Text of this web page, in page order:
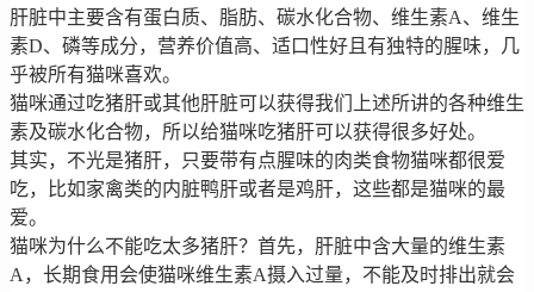
肝脏中主要含有蛋白质、脂肪、碳水化合物、维生素A、维生
素D、磷等成分，营养价值高、适口性好且有独特的腥味，几
乎被所有猫咪喜欢。
猫咪通过吃猪肝或其他肝脏可以获得我们上述所讲的各种维生
素及碳水化合物，所以给猫咪吃猪肝可以获得很多好处。
其实，不光是猪肝，只要带有点腥味的肉类食物猫咪都很爱
吃，比如家禽类的内脏鸭肝或者是鸡肝，这些都是猫咪的最
爱。
猫咪为什么不能吃太多猪肝？首先，肝脏中含大量的维生素
A，长期食用会使猫咪维生素A摄入过量，不能及时排出就会